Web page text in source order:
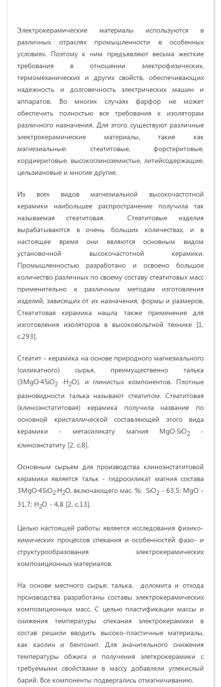
Электрокерамические материалы используются в
различных отраслях промышленности в особенных
условиях. Поэтому к ним предъявляют весьма жесткие
требования в отношении электрофизических,
термомеханических и других свойств, обеспечивающих
надежность и долговечность электрических машин и
аппаратов. Во многих случаях фарфор не может
обеспечить полностью все требования к изоляторам
различного назначения. Для этого существуют различные
электрокерамические материалы, такие как
магнезиальные: стеатитовые, форстеритовые,
кордиеритовые, высокоглиноземистые, литийсодержащие,
цельзиановые и многие другие.
Из всех видов магнезиальной высокочастотной
керамики наибольшее распространение получила так
называемая стеатитовая. Стеатитовые изделия
вырабатываются в очень больших количествах, и в
настоящее время они являются основным видом
установочной высокочастотной керамики.
Промышленностью разработано и освоено большое
количество различных по своему составу стеатитовых масс
применительно к различным методам изготовления
изделий, зависящих от их назначения, формы и размеров.
Стеатитовая керамика нашла также применение для
изготовления изоляторов в высоковольтной технике [1,
c.293].
Стеатит - керамика на основе природного магнезиального
(силикатного) сырья, преимущественно талька
(3МgO∙4SiО2 ∙H2O), и глинистых компонентов. Плотные
разновидности талька называют стеатитом. Стеатитовая
(клиноэнстатитовая) керамика получила название по
основной кристаллической составляющей этого вида
керамики - метасиликату магния MgO∙SiO2-
клиноэнстатиту [2, с.8].
Основным сырьем для производства клиноэнстатитовой
керамики является тальк - гидросиликат магния состава
3MgO∙4SiO2∙Н2О, включающего мас. %: SiO2- 63,5; MgO -
31,7; Н2О - 4,8 [2, с.13].
Целью настоящей работы является исследования физико-
химических процессов спекания и особенностей фазо- и
структурообразования электрокерамических
композиционных материалов.
На основе местного сырья: талька, доломита и отхода
производства разработаны составы электрокерамических
композиционных масс. С целью пластификации массы и
снижения температуры спекания электрокерамики в
состав решили вводить высоко-пластичные материалы,
как каолин и бентонит. Для значительного снижения
температуры обжига и получения элеткрокерамики с
требуемыми свойствами в массу добавляли углекислый
барий. Все компоненты подвергались отмагничиванию.